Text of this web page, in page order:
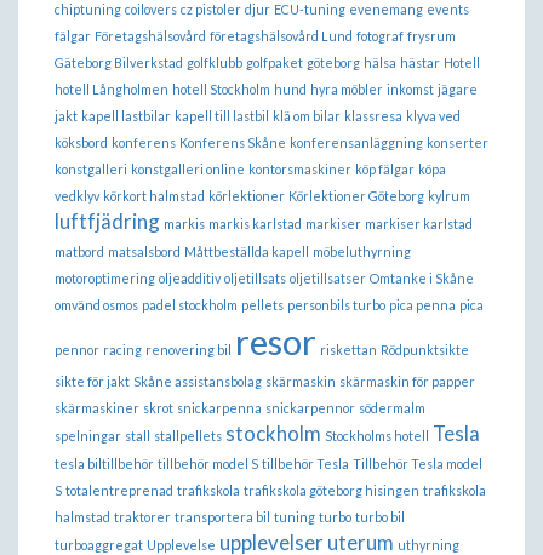
chiptuning coilovers cz pistoler djur ECU-tuning evenemang events
fälgar Företagshälsovård företagshälsovård Lund fotograf frysrum
Gäteborg Bilverkstad golfklubb golfpaket göteborg hälsa hästar Hotell
hotell Långholmen hotell Stockholm hund hyra möbler inkomst jägare
jakt kapell lastbilar kapell till lastbil klä om bilar klassresa klyva ved
köksbord konferens Konferens Skåne konferensanläggning konserter
konstgalleri konstgalleri online kontorsmaskiner köp fälgar köpa
vedklyv körkort halmstad körlektioner Körlektioner Göteborg kylrum
luftfjädring markis markis karlstad markiser markiser karlstad
matbord matsalsbord Måttbeställda kapell
möbeluthyrning
motoroptimering oljeadditiv oljetillsats oljetillsatser Omtanke i Skåne
omvänd osmos padel stockholm pellets personbils turbo pica penna pica
pennor racing renovering bil resor riskettan Rödpunktsikte
sikte för jakt Skåne assistansbolag skärmaskin skärmaskin för papper
skärmaskiner skrot snickarpenna snickarpennor södermalm
spelningar stall stallpellets stockholm Stockholms hotell Tesla
tesla biltillbehör tillbehör model S tillbehör Tesla Tillbehör Tesla model
S totalentreprenad trafikskola trafikskola göteborg hisingen trafikskola
halmstad traktorer transportera bil tuning turbo turbo bil
turboaggregat Upplevelse upplevelseruterum uthyrning